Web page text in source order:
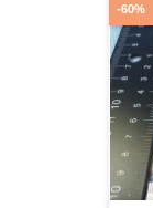
-60%